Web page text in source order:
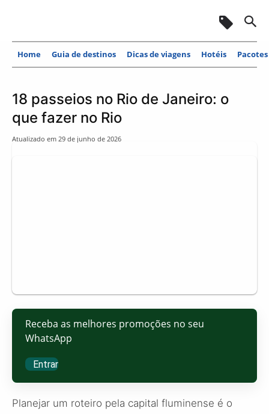
Home Guia de destinos Dicas de viagens Hotéis Pacotes
18 passeios no Rio de Janeiro: o
que fazer no Rio
Atualizado em 29 de junho de 2026
Receba as melhores promoções no seu
WhatsApp
Entrar
Planejar um roteiro pela capital fluminense é o